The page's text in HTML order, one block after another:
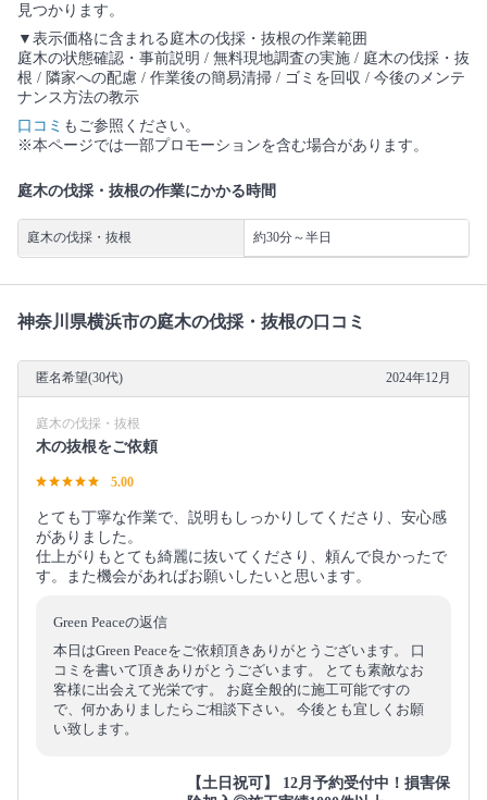
見つかります。
▼表示価格に含まれる庭木の伐採・抜根の作業範囲
庭木の状態確認・事前説明 / 無料現地調査の実施 / 庭木の伐採・抜
根 / 隣家への配慮 / 作業後の簡易清掃 / ゴミを回収 / 今後のメンテ
ナンス方法の教示
口コミ もご参照ください。
※本ページでは一部プロモーションを含む場合があります。
庭木の伐採・抜根の作業にかかる時間
庭木の伐採・抜根 約30分～半日
神奈川県横浜市の庭木の伐採・抜根の口コミ
匿名希望(30代) 2024年12月
庭木の伐採・抜根
木の抜根をご依頼
5.00
とても丁寧な作業で、説明もしっかりしてくださり、安心感
がありました。
仕上がりもとても綺麗に抜いてくださり、頼んで良かったで
す。また機会があればお願いしたいと思います。
Green Peaceの返信
本日はGreen Peaceをご依頼頂きありがとうございます。 口
コミを書いて頂きありがとうございます。 とても素敵なお
客様に出会えて光栄です。 お庭全般的に施工可能ですの
で、何かありましたらご相談下さい。 今後とも宜しくお願
い致します。
【土日祝可】 12月予約受付中！損害保